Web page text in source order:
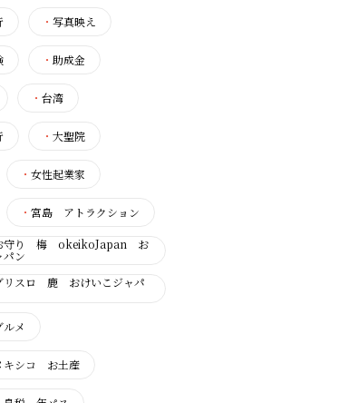
・ 写真映え
・ 助成金
・ 台湾
・ 大聖院
・ 女性起業家
・ 宮島 アトラクション
守り 梅 okeikoJapan お
パン
スロ 鹿 おけいこジャパ
メ
シコ お土産